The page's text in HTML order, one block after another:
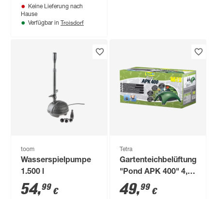
Keine Lieferung nach
Hause
Verfügbar in Troisdorf
toom
Wasserspielpumpe
1.500 l
54,99 €
Tetra
Gartenteichbelüftungsset
"Pond APK 400" 4,5
W
49,99 €